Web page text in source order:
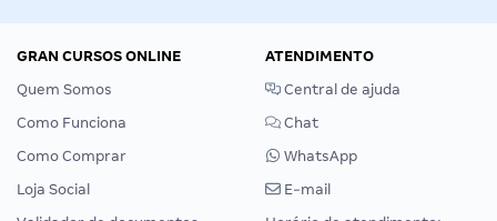
GRAN CURSOS ONLINE
Quem Somos
Como Funciona
Como Comprar
Loja Social
ATENDIMENTO
Central de ajuda
Chat
WhatsApp
E-mail